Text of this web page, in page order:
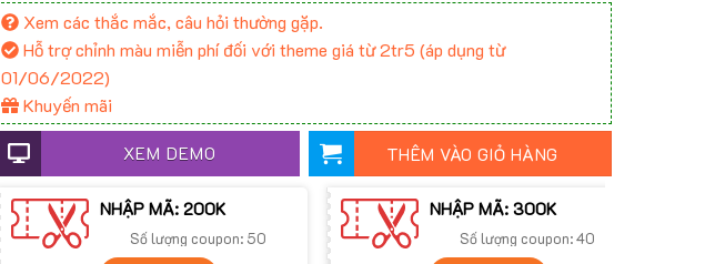
Xem các thắc mắc, câu hỏi thường gặp.
Hỗ trợ chỉnh màu miễn phí đối với theme giá từ 2tr5 (áp dụng từ
01/06/2022)
Khuyến mãi
XEM DEMO THÊM VÀO GIỎ HÀNG
NHẬP MÃ: 200K
Số lượng coupon: 50
NHẬP MÃ: 300K
Số lượng coupon: 40